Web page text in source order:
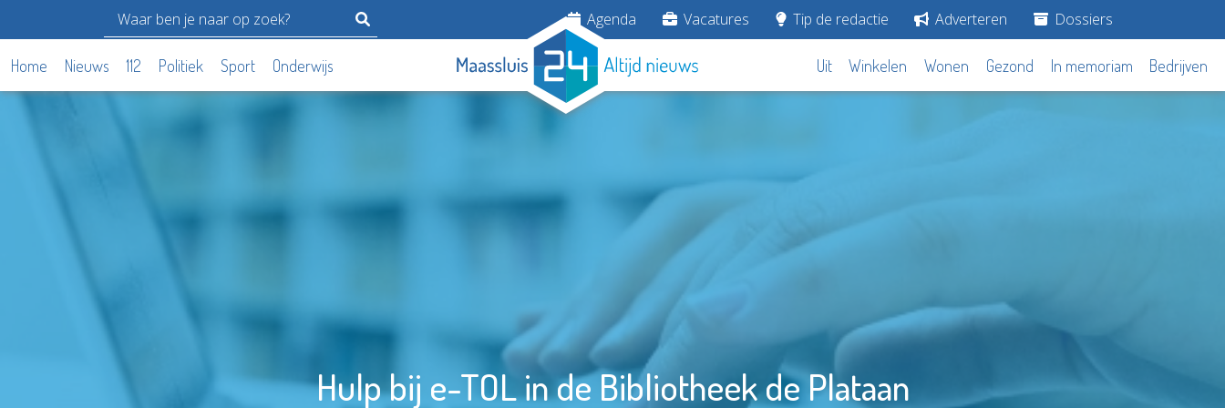
Agenda Vacatures Tip de redactie Adverteren Dossiers
Home Nieuws 112 Politiek Sport Onderwijs Uit Winkelen Wonen Gezond In memoriam Bedrijven
Hulp bij e-TOL in de Bibliotheek de Plataan